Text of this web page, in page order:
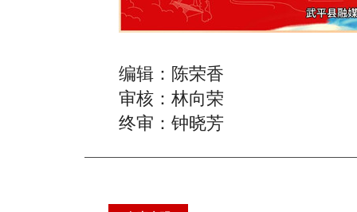
编辑：陈荣香
审核：林向荣
终审：钟晓芳